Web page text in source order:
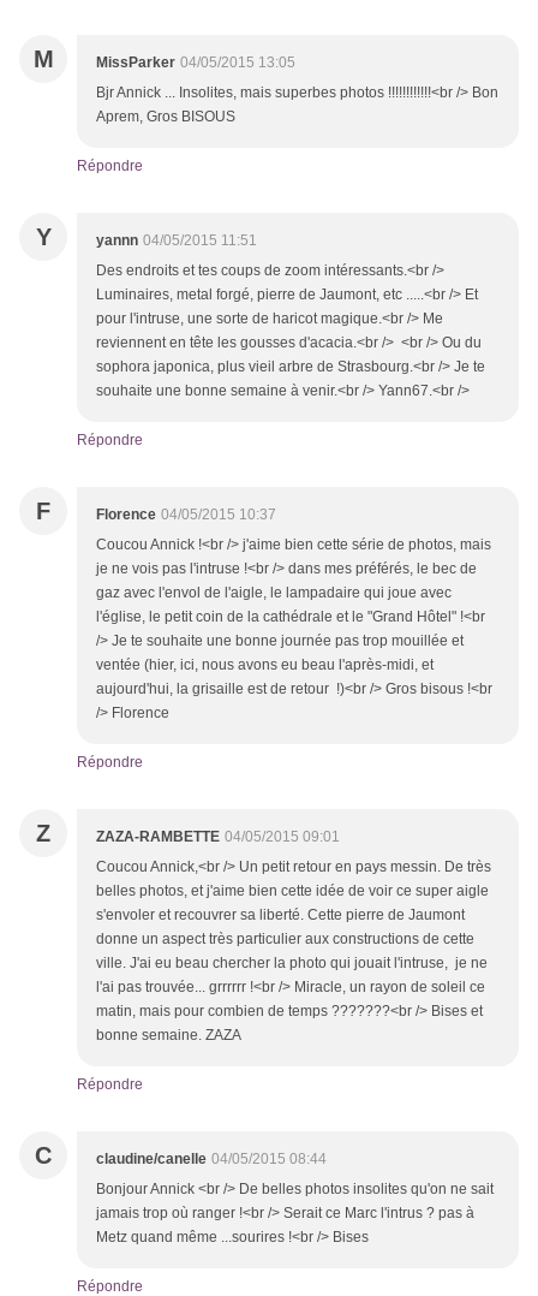
M MissParker 04/05/2015 13:05
Bjr Annick ... Insolites, mais superbes photos !!!!!!!!!!!!<br /> Bon
Aprem, Gros BISOUS
Répondre
Y yannn 04/05/2015 11:51
Des endroits et tes coups de zoom intéressants.<br />
Luminaires, metal forgé, pierre de Jaumont, etc .....<br /> Et
pour l'intruse, une sorte de haricot magique.<br /> Me
reviennent en tête les gousses d'acacia.<br /> <br /> Ou du
sophora japonica, plus vieil arbre de Strasbourg.<br /> Je te
souhaite une bonne semaine à venir.<br /> Yann67.<br />
Répondre
F Florence 04/05/2015 10:37
Coucou Annick !<br /> j'aime bien cette série de photos, mais
je ne vois pas l'intruse !<br /> dans mes préférés, le bec de
gaz avec l'envol de l'aigle, le lampadaire qui joue avec
l'église, le petit coin de la cathédrale et le "Grand Hôtel" !<br
/> Je te souhaite une bonne journée pas trop mouillée et
ventée (hier, ici, nous avons eu beau l'après-midi, et
aujourd'hui, la grisaille est de retour !)<br /> Gros bisous !<br
/> Florence
Répondre
Z ZAZA-RAMBETTE 04/05/2015 09:01
Coucou Annick,<br /> Un petit retour en pays messin. De très
belles photos, et j'aime bien cette idée de voir ce super aigle
s'envoler et recouvrer sa liberté. Cette pierre de Jaumont
donne un aspect très particulier aux constructions de cette
ville. J'ai eu beau chercher la photo qui jouait l'intruse, je ne
l'ai pas trouvée... grrrrrr !<br /> Miracle, un rayon de soleil ce
matin, mais pour combien de temps ???????<br /> Bises et
bonne semaine. ZAZA
Répondre
C claudine/canelle 04/05/2015 08:44
Bonjour Annick <br /> De belles photos insolites qu'on ne sait
jamais trop où ranger !<br /> Serait ce Marc l'intrus ? pas à
Metz quand même ...sourires !<br /> Bises
Répondre